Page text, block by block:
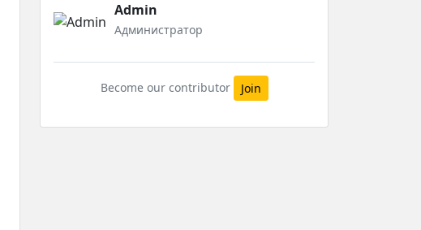
Admin
Администратор
Become our contributor Join